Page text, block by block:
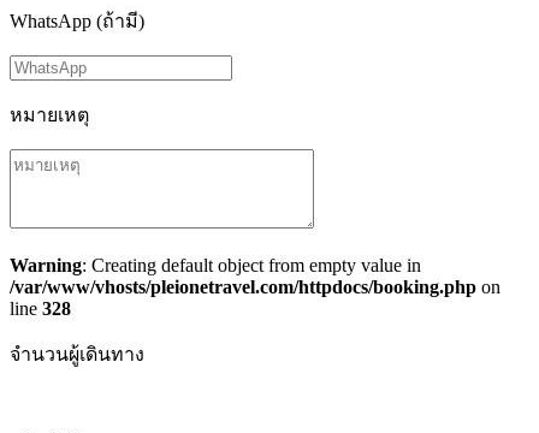
WhatsApp (ถ้ามี)
หมายเหตุ
Warning: Creating default object from empty value in
/var/www/vhosts/pleionetravel.com/httpdocs/booking.php on
line 328
จำนวนผู้เดินทาง